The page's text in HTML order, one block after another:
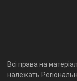
Всі права на
належать